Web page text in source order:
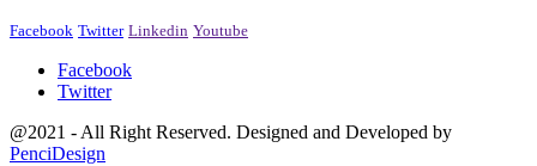
Facebook Twitter Linkedin Youtube
Facebook
Twitter
@2021 - All Right Reserved. Designed and Developed by
PenciDesign